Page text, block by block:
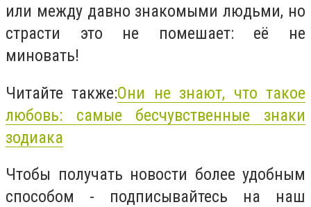
или между давно знакомыми людьми, но
страсти это не помешает: её не
миновать!
Читайте также:Они не знают, что такое
любовь: самые бесчувственные знаки
зодиака
Чтобы получать новости более удобным
способом - подписывайтесь на наш